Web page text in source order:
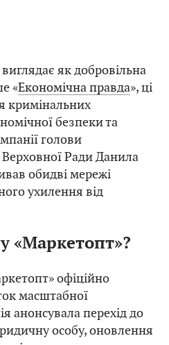
як добровільна
«Економічна правда», ці
кримінальних
безпеки та
голови
Ради Данила
обидві мережі
ухилення від
«Маркетопт»?
офіційно
масштабної
анонсувала перехід до
особу, оновлення